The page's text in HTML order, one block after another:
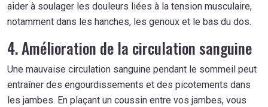
aider à soulager les douleurs liées à la tension musculaire,
notamment dans les hanches, les genoux et le bas du dos.
4. Amélioration de la circulation sanguine
Une mauvaise circulation sanguine pendant le sommeil peut
entraîner des engourdissements et des picotements dans
les jambes. En plaçant un coussin entre vos jambes, vous